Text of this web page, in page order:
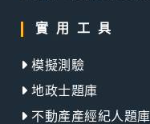
實用工具
模擬測驗
地政士題庫
不動產產經紀人題庫